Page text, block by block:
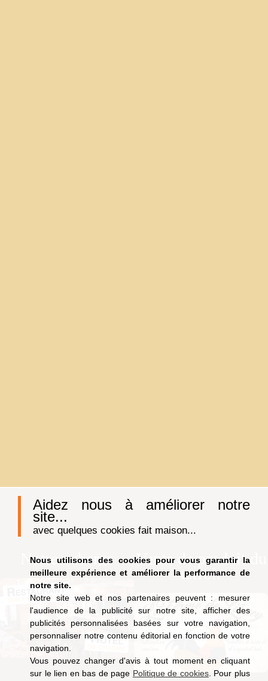
Aidez nous à améliorer notre
site...
avec quelques cookies fait maison...
Nous utilisons des cookies pour vous garantir la
meilleure expérience et améliorer la performance de
notre site.
Notre site web et nos partenaires peuvent : mesurer
l'audience de la publicité sur notre site, afficher des
publicités personnalisées basées sur votre navigation,
personnaliser notre contenu éditorial en fonction de votre
navigation.
Vous pouvez changer d'avis à tout moment en cliquant
sur le lien en bas de page Politique de cookies. Pour plus
Notre auberge
Vente de produit du
terroir